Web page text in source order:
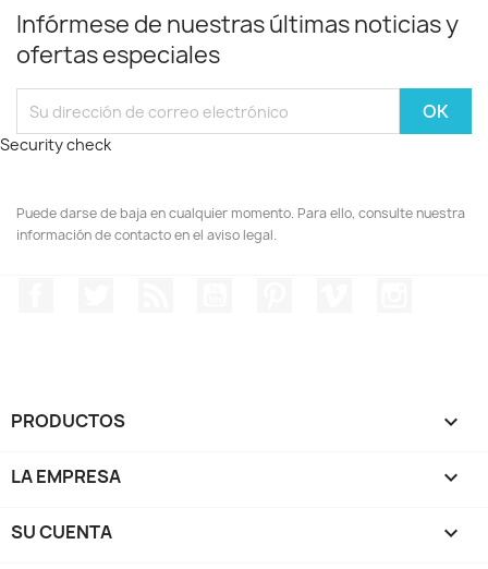
Infórmese de nuestras últimas noticias y
ofertas especiales
Security check
Puede darse de baja en cualquier momento. Para ello, consulte nuestra
información de contacto en el aviso legal.
PRODUCTOS 
LA EMPRESA 
SU CUENTA 